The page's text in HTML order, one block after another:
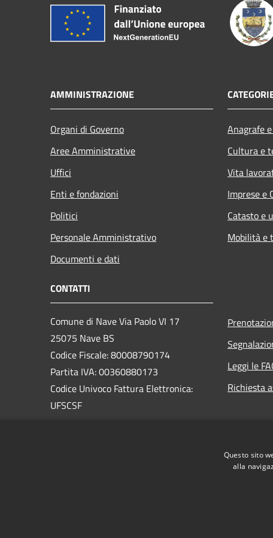
AMMINISTRAZIONE
Organi di Governo
Aree Amministrative
Uffici
Enti e fondazioni
Politici
Personale Amministrativo
Documenti e dati
Anagrafe
Cultura e
Vita
Imprese e
Catasto e
Mobilità e
CONTATTI
Comune di Nave Via Paolo VI 17
25075 Nave BS
Codice Fiscale: 80008790174
Partita IVA: 00360880173
Codice Univoco Fattura Elettronica:
UFSCSF
Leggi le
Richiesta
Questo sito
alla